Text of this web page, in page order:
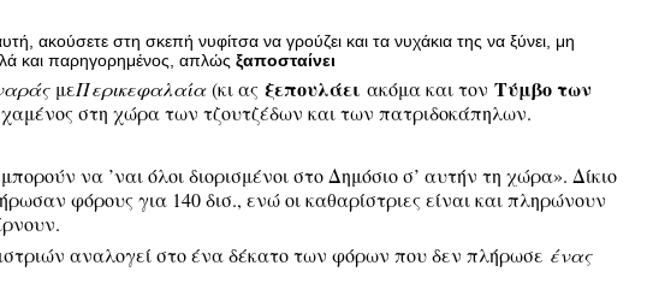
ακούσετε στη σκεπή νυφίτσα να γρούζει και τα νυχάκια της να ξύνει, μη
και παρηγορημένος, απλώς ξαποσταίνει
μεΠερικεφαλαία(κι ας ξεπουλάει ακόμα και τον Τύμβο των
στη χώρα των τζουτζέδων και των πατριδοκάπηλων.
να ’ναι όλοι διορισμένοι στο Δημόσιο σ’ αυτήν τη χώρα». Δίκιο
φόρους για 140 δισ., ενώ οι καθαρίστριες είναι και πληρώνουν
αναλογεί στο ένα δέκατο των φόρων που δεν πλήρωσε ένας